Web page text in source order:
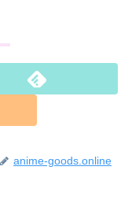
anime-goods.online